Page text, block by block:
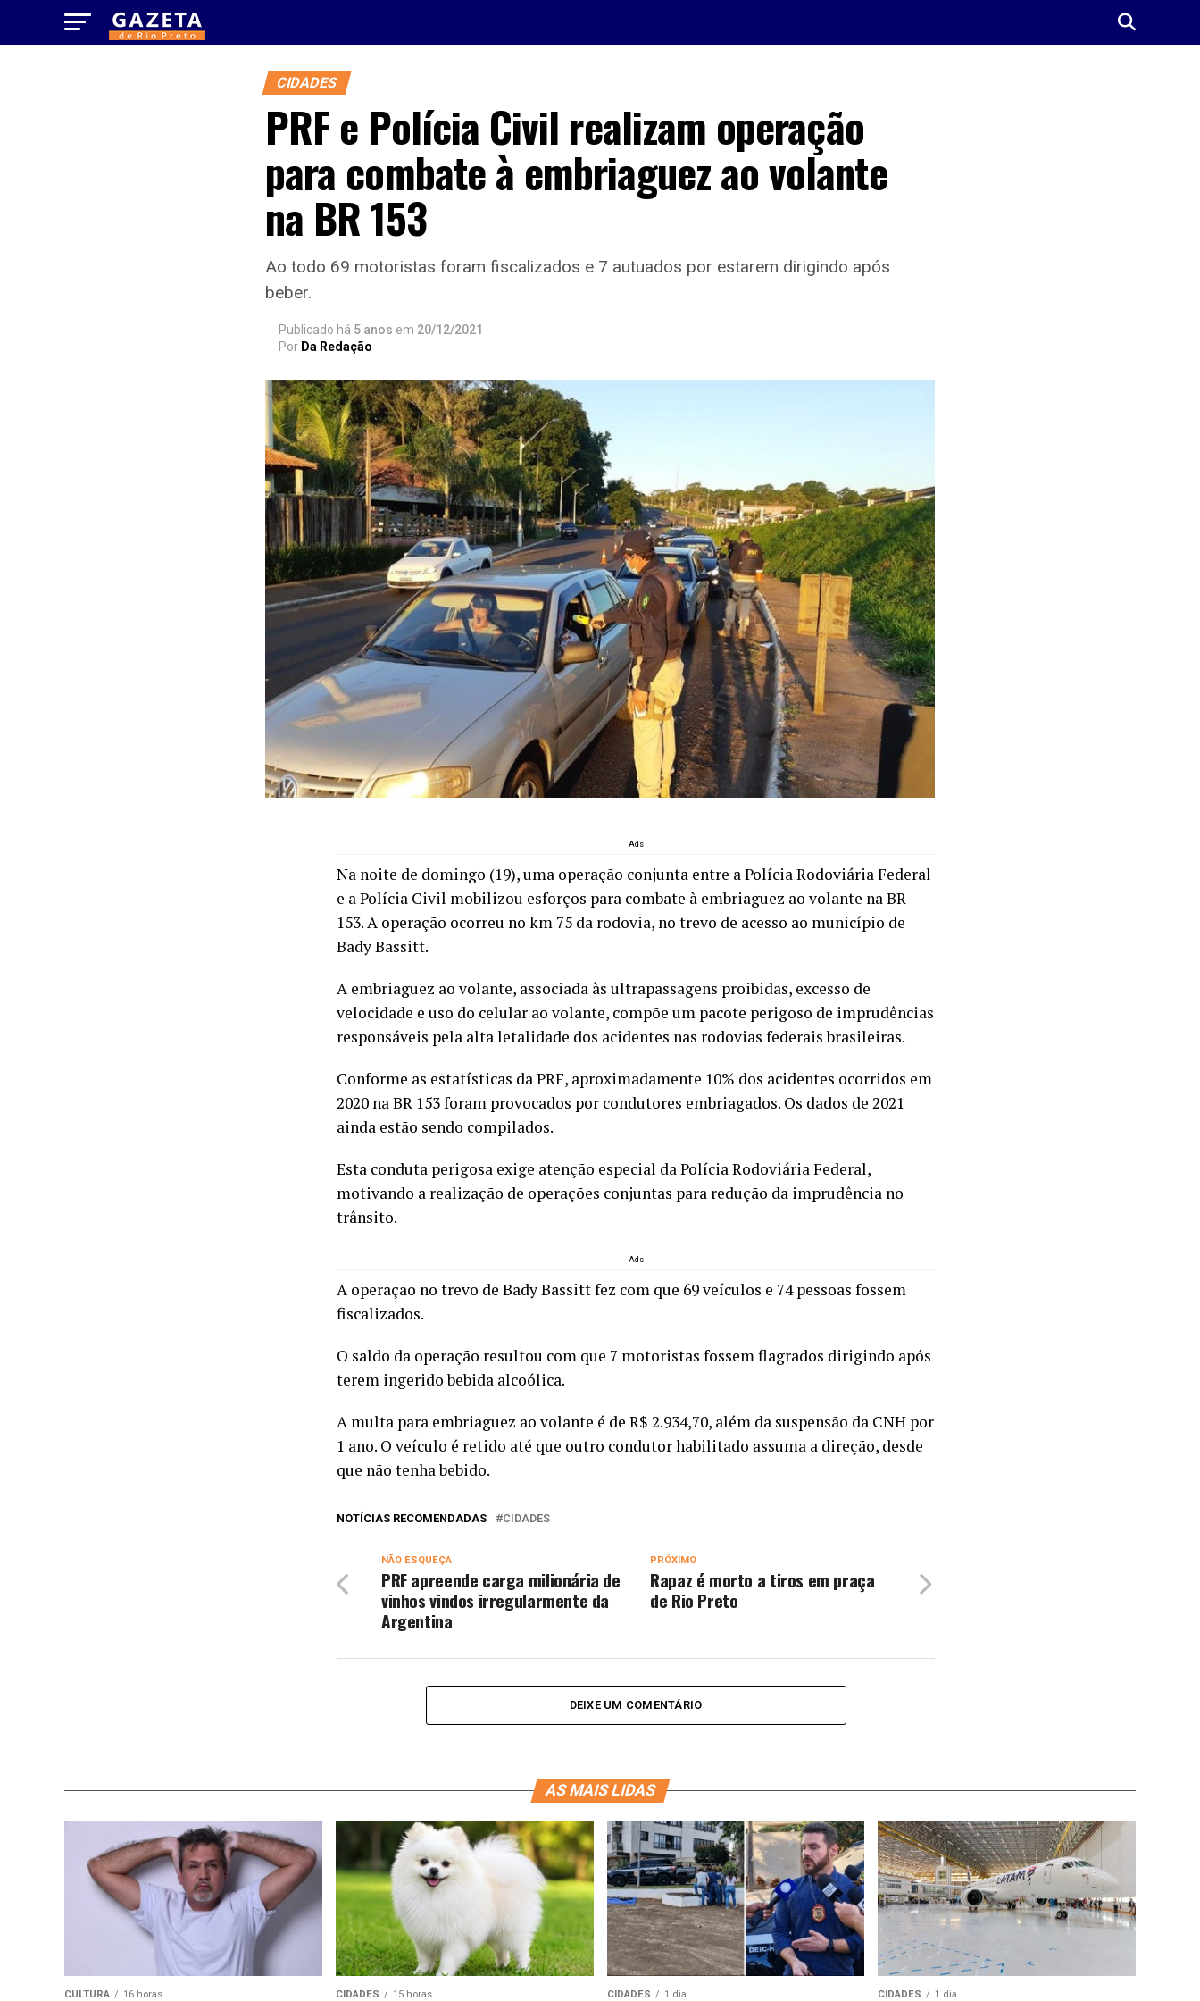
CIDADES
PRF e Polícia Civil realizam operação
para combate à embriaguez ao volante
na BR 153
Ao todo 69 motoristas foram fiscalizados e 7 autuados por estarem dirigindo após
beber.
Publicado há 5 anos em 20/12/2021
Por Da Redação
Ads
Na noite de domingo (19), uma operação conjunta entre a Polícia Rodoviária Federal
e a Polícia Civil mobilizou esforços para combate à embriaguez ao volante na BR
153. A operação ocorreu no km 75 da rodovia, no trevo de acesso ao município de
Bady Bassitt.
A embriaguez ao volante, associada às ultrapassagens proibidas, excesso de
velocidade e uso do celular ao volante, compõe um pacote perigoso de imprudências
responsáveis pela alta letalidade dos acidentes nas rodovias federais brasileiras.
Conforme as estatísticas da PRF, aproximadamente 10% dos acidentes ocorridos em
2020 na BR 153 foram provocados por condutores embriagados. Os dados de 2021
ainda estão sendo compilados.
Esta conduta perigosa exige atenção especial da Polícia Rodoviária Federal,
motivando a realização de operações conjuntas para redução da imprudência no
trânsito.
Ads
A operação no trevo de Bady Bassitt fez com que 69 veículos e 74 pessoas fossem
fiscalizados.
O saldo da operação resultou com que 7 motoristas fossem flagrados dirigindo após
terem ingerido bebida alcoólica.
A multa para embriaguez ao volante é de R$ 2.934,70, além da suspensão da CNH por
1 ano. O veículo é retido até que outro condutor habilitado assuma a direção, desde
que não tenha bebido.
NOTÍCIAS RECOMENDADAS CIDADES
PRÓXIMO
Rapaz é morto a tiros em praça
de Rio Preto
NÃO ESQUEÇA
PRF apreende carga milionária de
vinhos vindos irregularmente da
Argentina
DEIXE UM COMENTÁRIO
AS MAIS LIDAS
CULTURA 16 horas CIDADES 15 horas CIDADES 1 dia CIDADES 1 dia